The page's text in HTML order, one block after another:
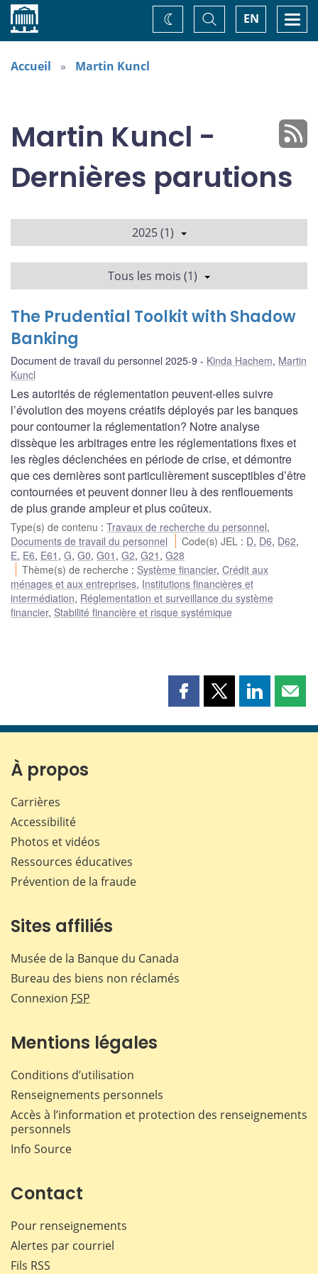
Accueil EN
Basculer
la
recherche
Changez
de
Accueil Martin Kuncl
Martin Kuncl -
Dernières parutions
2025 (1)
Tous les mois (1)
The Prudential Toolkit with Shadow
Banking
Document de travail du personnel 2025-9 Kinda Hachem, Martin
Kuncl
Les autorités de réglementation peuvent-elles suivre
l’évolution des moyens créatifs déployés par les banques
pour contourner la réglementation? Notre analyse
dissèque les arbitrages entre les réglementations fixes et
les règles déclenchées en période de crise, et démontre
que ces dernières sont particulièrement susceptibles d’être
contournées et peuvent donner lieu à des renflouements
de plus grande ampleur et plus coûteux.
Type(s) de contenu : Travaux de recherche du personnel,
Documents de travail du personnel
Code(s) JEL : D, D6, D62,
E, E6, E61 , G, G0, G01 , G2, G21 , G28
Thème(s) de recherche : Système financier,Crédit aux
ménages et aux entreprises, Institutions financières et
intermédiation, Réglementation et surveillance du système
financier, Stabilité financière et risque systémique
Partager
page
Partager
page
Partager
page page
À propos
Carrières
Accessibilité
Photos et vidéos
Ressources éducatives
Prévention de la fraude
Sites affiliés
Musée de la Banque du Canada
Bureau des biens non réclamés
Connexion FSP
Mentions légales
Conditions d’utilisation
Renseignements personnels
Accès à l’information et protection des renseignements
personnels
Info Source
Contact
Pour renseignements
Alertes par courriel
Fils RSS